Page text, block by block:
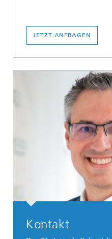
JETZT ANFRAGEN
Kontakt